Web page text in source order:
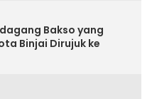
Bakso yang
Binjai Dirujuk ke